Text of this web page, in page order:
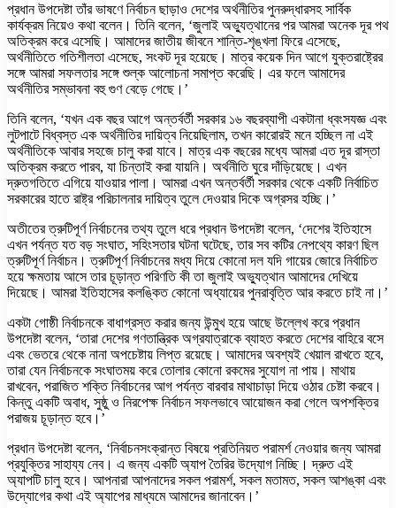
প্রধান উপদেষ্টা তাঁর ভাষণে নির্বাচন ছাড়াও দেশের অর্থনীতির পুনরুদ্ধারসহ সার্বিক
কার্যক্রম নিয়েও কথা বলেন। তিনি বলেন, ‘জুলাই অভ্যুত্থানের পর আমরা অনেক দূর পথ
অতিক্রম করে এসেছি। আমাদের জাতীয় জীবনে শান্তি-শৃঙ্খলা ফিরে এসেছে,
অর্থনীতিতে গতিশীলতা এসেছে, সংকট দূর হয়েছে। মাত্র কয়েক দিন আগে যুক্তরাষ্ট্রের
সঙ্গে আমরা সফলতার সঙ্গে শুল্ক আলোচনা সমাপ্ত করেছি। এর ফলে আমাদের
অর্থনীতির সম্ভাবনা বহু গুণ বেড়ে গেছে।’
তিনি বলেন, ‘যখন এক বছর আগে অন্তর্বর্তী সরকার ১৬ বছরব্যাপী একটানা ধ্বংসযজ্ঞ এবং
লুটপাটে বিধ্বস্ত এক অর্থনীতির দায়িত্ব নিয়েছিলাম, তখন কারোরই মনে হচ্ছিল না এই
অর্থনীতিকে আবার সহজে চালু করা যাবে। মাত্র এক বছরের মধ্যে আমরা এত দূর রাস্তা
অতিক্রম করতে পারব, যা চিন্তাই করা যায়নি। অর্থনীতি ঘুরে দাঁড়িয়েছে। এখন
দ্রুতগতিতে এগিয়ে যাওয়ার পালা। আমরা এখন অন্তর্বর্তী সরকার থেকে একটি নির্বাচিত
সরকারের হাতে রাষ্ট্র পরিচালনার দায়িত্ব তুলে দেওয়ার দিকে অগ্রসর হচ্ছি।’
অতীতের ত্রুটিপূর্ণ নির্বাচনের তথ্য তুলে ধরে প্রধান উপদেষ্টা বলেন, ‘দেশের ইতিহাসে
এখন পর্যন্ত যত বড় সংঘাত, সহিংসতার ঘটনা ঘটেছে, তার সব কটির নেপথ্যে কারণ ছিল
ত্রুটিপূর্ণ নির্বাচন। ত্রুটিপূর্ণ নির্বাচনের মধ্য দিয়ে কোনো দল যদি গায়ের জোরে নির্বাচিত
হয়ে ক্ষমতায় আসে তার চূড়ান্ত পরিণতি কী তা জুলাই অভ্যুত্থান আমাদের দেখিয়ে
দিয়েছে। আমরা ইতিহাসের কলঙ্কিত কোনো অধ্যায়ের পুনরাবৃত্তি আর করতে চাই না।’
একটা গোষ্ঠী নির্বাচনকে বাধাগ্রস্ত করার জন্য উন্মুখ হয়ে আছে উল্লেখ করে প্রধান
উপদেষ্টা বলেন, ‘তারা দেশের গণতান্ত্রিক অগ্রযাত্রাকে ব্যাহত করতে দেশের বাহিরে বসে
এবং ভেতরে থেকে নানা অপচেষ্টায় লিপ্ত রয়েছে। আমাদের অবশ্যই খেয়াল রাখতে হবে,
তারা যেন নির্বাচনকে সংঘাতময় করে তোলার কোনো রকমের সুযোগ না পায়। মাথায়
রাখবেন, পরাজিত শক্তি নির্বাচনের আগ পর্যন্ত বারবার মাথাচাড়া দিয়ে ওঠার চেষ্টা করবে।
কিন্তু একটি অবাধ, সুষ্ঠু ও নিরপেক্ষ নির্বাচন সফলভাবে আয়োজন করা গেলে অপশক্তির
পরাজয় চূড়ান্ত হবে।’
প্রধান উপদেষ্টা বলেন, ‘নির্বাচনসংক্রান্ত বিষয়ে প্রতিনিয়ত পরামর্শ নেওয়ার জন্য আমরা
প্রযুক্তির সাহায্য নেব। এ জন্য একটি অ্যাপ তৈরির উদ্যোগ নিচ্ছি। দ্রুত এই
অ্যাপটি চালু হবে। আপনারা আপনাদের সকল পরামর্শ, সকল মতামত, সকল আশঙ্কা এবং
উদ্যোগের কথা এই অ্যাপের মাধ্যমে আমাদের জানাবেন।’